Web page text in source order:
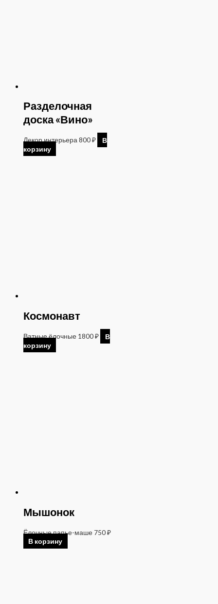
Разделочная
доска «Вино»
Декор интерьера800₽
В
корзину
Космонавт
Ватные ёлочные 1800₽
В
корзину
Мышонок
Ёлочные папье-маше 750₽
В корзину